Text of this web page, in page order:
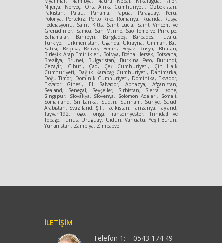
Nijerya, Norveç, Orta Afrika Cumhuriyeti, Özbekistan,
Pakistan, Palau, Panama, Papua, Paraguay, Peru,
Polonya, Portekiz, Porto Riko, Romanya, Ruanda, Rusya
Federasyonu, Saint Kitts, Saint Lucia, Saint Vincent ve
Grenadinler, Samoa, San Marino, Sao Tome ve Principe,
Bahamalar, Bahreyn, Bangladeş, Barbados, Tuvalu,
Türkiye, Türkmenistan, Uganda, Ukrayna, Umman, Batı
Sahra, Belçika, Belize, Benin, Beyaz Rusya, Bhutan,
Birleşik Arap Emirlikleri, Bolivya, Bosna Hersek, Botsvana,
Brezilya, Brunei, Bulgaristan, Burkina Faso, Burundi,
Cezayir, Cibuti, Çad, Çek Cumhuriyeti, Çin Halk
Cumhuriyeti, Dağlık Karabağ Cumhuriyeti, Danimarka,
Doğu Timor, Dominik Cumhuriyeti, Dominika, Ekvador,
Ekvator Ginesi, El Salvador, Abhazya, Afganistan,
Sealand, Senegal, Seyşeller, Sırbistan, Sierra Leone,
Singapur, Slovakya, Slovenya, Solomon Adaları, Somali,
Somaliland, Sri Lanka, Sudan, Surinam, Suriye, Suudi
Arabistan, Svaziland, Şili, Tacikistan, Tanzanya, Tayland,
Tayvan192, Togo, Tonga, Transdinyester, Trinidad ve
Tobago, Tunus, Uruguay, Ürdün, Vanuatu, Yeşil Burun,
Yunanistan, Zambiya, Zimbabve
İLETIŞIM
Telefon 1:
0543 174 49